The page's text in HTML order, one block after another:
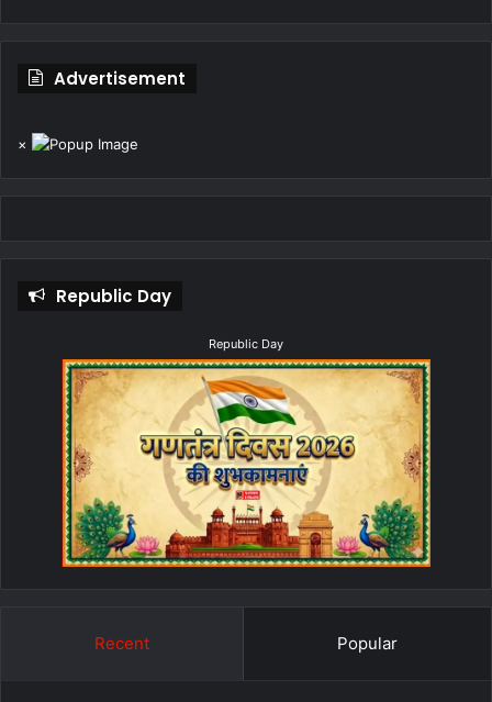
Advertisement
×
Republic Day
Republic Day
Recent Popular